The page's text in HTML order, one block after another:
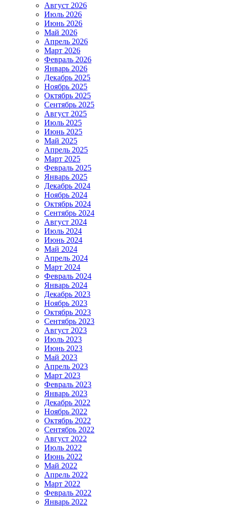
Август 2026
Июль 2026
Июнь 2026
Май 2026
Апрель 2026
Март 2026
Февраль 2026
Январь 2026
Декабрь 2025
Ноябрь 2025
Октябрь 2025
Сентябрь 2025
Август 2025
Июль 2025
Июнь 2025
Май 2025
Апрель 2025
Март 2025
Февраль 2025
Январь 2025
Декабрь 2024
Ноябрь 2024
Октябрь 2024
Сентябрь 2024
Август 2024
Июль 2024
Июнь 2024
Май 2024
Апрель 2024
Март 2024
Февраль 2024
Январь 2024
Декабрь 2023
Ноябрь 2023
Октябрь 2023
Сентябрь 2023
Август 2023
Июль 2023
Июнь 2023
Май 2023
Апрель 2023
Март 2023
Февраль 2023
Январь 2023
Декабрь 2022
Ноябрь 2022
Октябрь 2022
Сентябрь 2022
Август 2022
Июль 2022
Июнь 2022
Май 2022
Апрель 2022
Март 2022
Февраль 2022
Январь 2022